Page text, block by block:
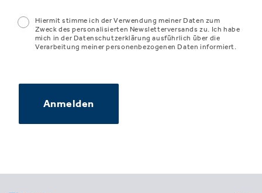
Hiermit stimme ich der Verwendung meiner Daten zum
Zweck des personalisierten Newsletterversands zu. Ich habe
mich in der Datenschutzerklärung ausführlich über die
Verarbeitung meiner personenbezogenen Daten informiert.
Anmelden